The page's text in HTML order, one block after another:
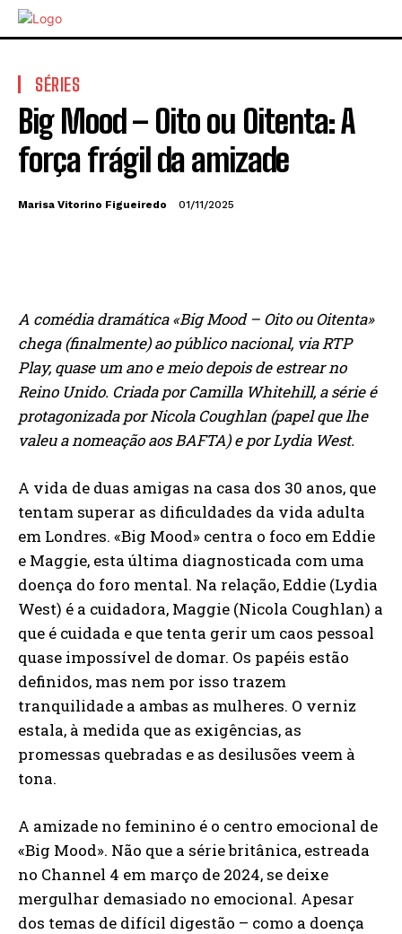
SÉRIES
Big Mood – Oito ou Oitenta: A
força frágil da amizade
Marisa Vitorino Figueiredo 01/11/2025
A comédia dramática «Big Mood – Oito ou Oitenta»
chega (finalmente) ao público nacional, via RTP
Play, quase um ano e meio depois de estrear no
Reino Unido. Criada por Camilla Whitehill, a série é
protagonizada por Nicola Coughlan (papel que lhe
valeu a nomeação aos BAFTA) e por Lydia West.
A vida de duas amigas na casa dos 30 anos, que
tentam superar as dificuldades da vida adulta
em Londres. «Big Mood» centra o foco em Eddie
e Maggie, esta última diagnosticada com uma
doença do foro mental. Na relação, Eddie (Lydia
West) é a cuidadora, Maggie (Nicola Coughlan) a
que é cuidada e que tenta gerir um caos pessoal
quase impossível de domar. Os papéis estão
definidos, mas nem por isso trazem
tranquilidade a ambas as mulheres. O verniz
estala, à medida que as exigências, as
promessas quebradas e as desilusões veem à
tona.
A amizade no feminino é o centro emocional de
«Big Mood». Não que a série britânica, estreada
no Channel 4 em março de 2024, se deixe
mergulhar demasiado no emocional. Apesar
dos temas de difícil digestão – como a doença